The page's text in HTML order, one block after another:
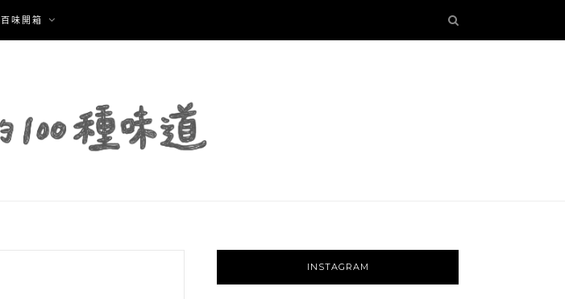
百味開箱
INSTAGRAM